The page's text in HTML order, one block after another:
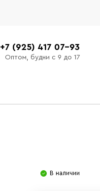
+7 (925) 417 07-93
Оптом, будни с 9 до 17
В наличии